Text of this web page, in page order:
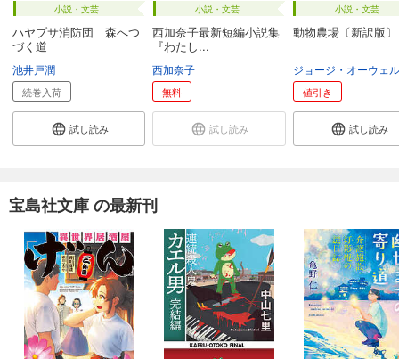
小説・文芸
ハヤブサ消防団 森へつ
づく道
池井戸潤
続巻入荷
試し読み
小説・文芸
西加奈子最新短編小説集
『わたし...
西加奈子
無料
試し読み
小説・文芸
動物農場〔新訳版〕
ジョージ・オーウェル
値引き
試し読み
宝島社文庫 の最新刊